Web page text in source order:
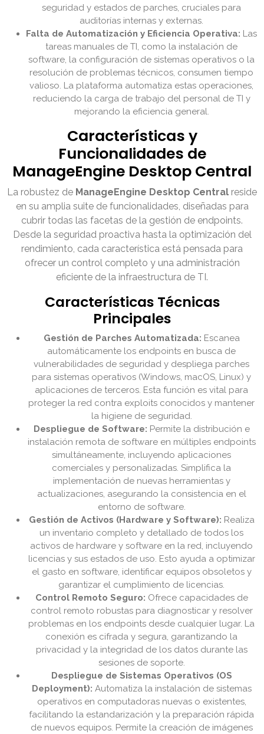
seguridad y estados de parches, cruciales para
auditorías internas y externas.
Falta de Automatización y Eficiencia Operativa: Las
tareas manuales de TI, como la instalación de
software, la configuración de sistemas operativos o la
resolución de problemas técnicos, consumen tiempo
valioso. La plataforma automatiza estas operaciones,
reduciendo la carga de trabajo del personal de TI y
mejorando la eficiencia general.
Características y
Funcionalidades de
ManageEngine Desktop Central
La robustez de ManageEngine Desktop Central reside
en su amplia suite de funcionalidades, diseñadas para
cubrir todas las facetas de la gestión de endpoints.
Desde la seguridad proactiva hasta la optimización del
rendimiento, cada característica está pensada para
ofrecer un control completo y una administración
eficiente de la infraestructura de TI.
Características Técnicas
Principales
Gestión de Parches Automatizada: Escanea
automáticamente los endpoints en busca de
vulnerabilidades de seguridad y despliega parches
para sistemas operativos (Windows, macOS, Linux) y
aplicaciones de terceros. Esta función es vital para
proteger la red contra exploits conocidos y mantener
la higiene de seguridad.
Despliegue de Software: Permite la distribución e
instalación remota de software en múltiples endpoints
simultáneamente, incluyendo aplicaciones
comerciales y personalizadas. Simplifica la
implementación de nuevas herramientas y
actualizaciones, asegurando la consistencia en el
entorno de software.
Gestión de Activos (Hardware y Software): Realiza
un inventario completo y detallado de todos los
activos de hardware y software en la red, incluyendo
licencias y sus estados de uso. Esto ayuda a optimizar
el gasto en software, identificar equipos obsoletos y
garantizar el cumplimiento de licencias.
Control Remoto Seguro: Ofrece capacidades de
control remoto robustas para diagnosticar y resolver
problemas en los endpoints desde cualquier lugar. La
conexión es cifrada y segura, garantizando la
privacidad y la integridad de los datos durante las
sesiones de soporte.
Despliegue de Sistemas Operativos (OS
Deployment): Automatiza la instalación de sistemas
operativos en computadoras nuevas o existentes,
facilitando la estandarización y la preparación rápida
de nuevos equipos. Permite la creación de imágenes